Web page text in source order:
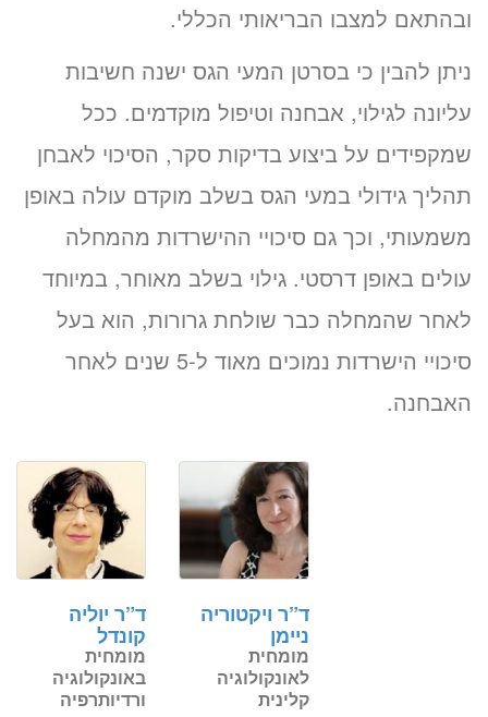
ובהתאם למצבו הבריאותי הכללי.
ניתן להבין כי בסרטן המעי הגס ישנה חשיבות
עליונה לגילוי, אבחנה וטיפול מוקדמים. ככל
שמקפידים על ביצוע בדיקות סקר, הסיכוי לאבחן
תהליך גידולי במעי הגס בשלב מוקדם עולה באופן
משמעותי, וכך גם סיכויי ההישרדות מהמחלה
עולים באופן דרסטי. גילוי בשלב מאוחר, במיוחד
לאחר שהמחלה כבר שולחת גרורות, הוא בעל
סיכויי הישרדות נמוכים מאוד ל-5 שנים לאחר
האבחנה.
ד”ר יוליה
קונדל
מומחית
באונקולוגיה
ורדיותרפיה
ד”ר ויקטוריה
ניימן
מומחית
לאונקולוגיה
קלינית